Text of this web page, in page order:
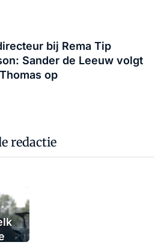
bij Rema Tip
Sander de Leeuw volgt
op
redactie